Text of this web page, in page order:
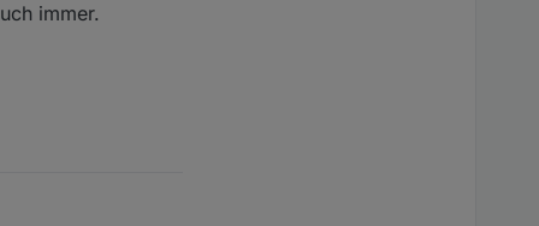
danke.
man mit dem
immer.